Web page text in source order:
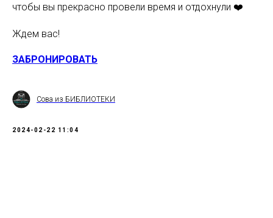
чтобы вы прекрасно провели время и отдохнули ❤️
Ждем вас!
ЗАБРОНИРОВАТЬ
Сова из БИБЛИОТЕКИ
2024-02-22 11:04